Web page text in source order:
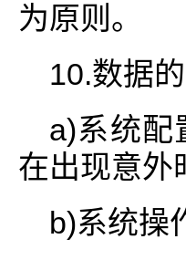
为原则。
10.数据
a)系统配
在出现意外
b)系统操